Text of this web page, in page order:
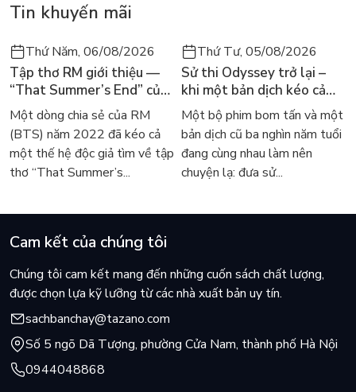
Tin khuyến mãi
Thứ Năm, 06/08/2026
Tập thơ RM giới thiệu —
“That Summer’s End” của
Lee Seong-bok ra mắt bản
tiếng Anh sau 4 năm gây
sốt
Một dòng chia sẻ của RM
(BTS) năm 2022 đã kéo cả
một thế hệ độc giả tìm về tập
thơ “That Summer’s...
Thứ Tư, 05/08/2026
Sử thi Odyssey trở lại –
khi một bản dịch kéo cả
thế giới về với văn học
kinh điển
Một bộ phim bom tấn và một
bản dịch cũ ba nghìn năm tuổi
đang cùng nhau làm nên
chuyện lạ: đưa sử...
Cam kết của chúng tôi
Chúng tôi cam kết mang đến những cuốn sách chất lượng,
được chọn lựa kỹ lưỡng từ các nhà xuất bản uy tín.
sachbanchay@tazano.com
Số 5 ngõ Dã Tượng, phường Cửa Nam, thành phố Hà Nội
0944048868